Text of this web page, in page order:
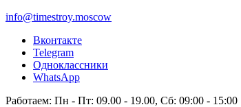
info@timestroy.moscow
Вконтакте
Telegram
Одноклассники
WhatsApp
Работаем: Пн - Пт: 09.00 - 19.00, Сб: 09:00 - 15:00